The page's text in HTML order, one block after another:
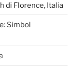
di Florence, Italia
Simbol